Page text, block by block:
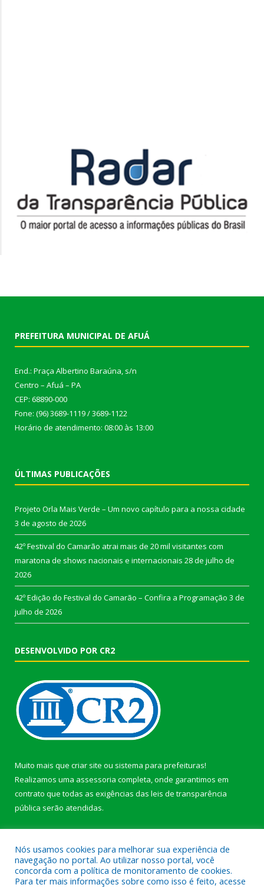
PREFEITURA MUNICIPAL DE AFUÁ
End.: Praça Albertino Baraúna, s/n
Centro – Afuá – PA
CEP: 68890-000
Fone: (96) 3689-1119 / 3689-1122
Horário de atendimento: 08:00 às 13:00
ÚLTIMAS PUBLICAÇÕES
Projeto Orla Mais Verde – Um novo capítulo para a nossa cidade
3 de agosto de 2026
42º Festival do Camarão atrai mais de 20 mil visitantes com
maratona de shows nacionais e internacionais 28 de julho de
2026
42º Edição do Festival do Camarão – Confira a Programação 3 de
julho de 2026
DESENVOLVIDO POR CR2
Muito mais que criar site ou sistema para prefeituras!
Realizamos uma assessoria completa, onde garantimos em
contrato que todas as exigências das leis de transparência
pública serão atendidas.
Nós usamos cookies para melhorar sua experiência de
navegação no portal. Ao utilizar nosso portal, você
concorda com a política de monitoramento de cookies.
Para ter mais informações sobre como isso é feito, acesse